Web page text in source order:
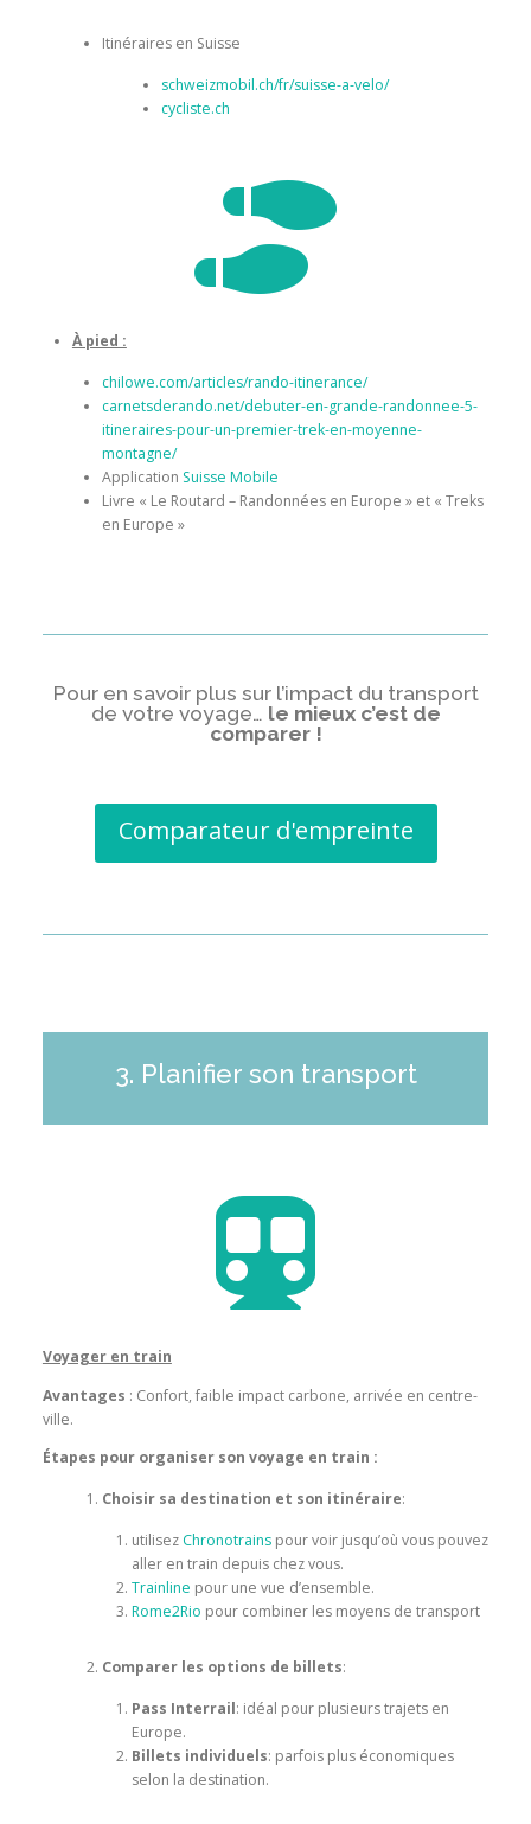
Itinéraires en Suisse
schweizmobil.ch/fr/suisse-a-velo/
cycliste.ch

À pied :
chilowe.com/articles/rando-itinerance/
carnetsderando.net/debuter-en-grande-randonnee-5-
itineraires-pour-un-premier-trek-en-moyenne-
montagne/
Application Suisse Mobile
Livre « Le Routard – Randonnées en Europe » et « Treks
en Europe »
Pour en savoir plus sur l’impact du transport
de votre voyage… le mieux c’est de
comparer !
Comparateur d'empreinte
3. Planifier son transport

Voyager en train
Avantages : Confort, faible impact carbone, arrivée en centre-
ville.
Étapes pour organiser son voyage en train :
Choisir sa destination et son itinéraire:
utilisez Chronotrains pour voir jusqu’où vous pouvez
aller en train depuis chez vous.
Trainline pour une vue d’ensemble.
Rome2Rio pour combiner les moyens de transport
Comparer les options de billets:
Pass Interrail: idéal pour plusieurs trajets en
Europe.
Billets individuels: parfois plus économiques
selon la destination.